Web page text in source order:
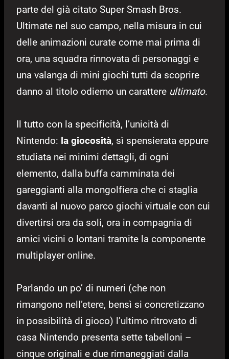
parte del già citato Super Smash Bros.
Ultimate nel suo campo, nella misura in cui
delle animazioni curate come mai prima di
ora, una squadra rinnovata di personaggi e
una valanga di mini giochi tutti da scoprire
danno al titolo odierno un carattere ultimato.
Il tutto con la specificità, l’unicità di
Nintendo: la giocosità, sì spensierata eppure
studiata nei minimi dettagli, di ogni
elemento, dalla buffa camminata dei
gareggianti alla mongolfiera che ci staglia
davanti al nuovo parco giochi virtuale con cui
divertirsi ora da soli, ora in compagnia di
amici vicini o lontani tramite la componente
multiplayer online.
Parlando un po’ di numeri (che non
rimangono nell’etere, bensì si concretizzano
in possibilità di gioco) l’ultimo ritrovato di
casa Nintendo presenta sette tabelloni –
cinque originali e due rimaneggiati dalla